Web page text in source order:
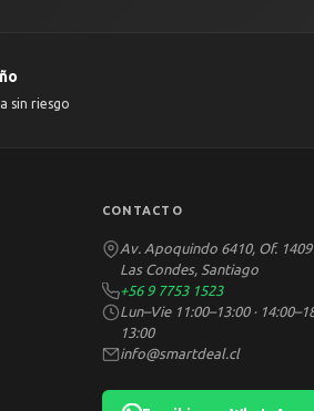
sin riesgo
CONTACTO
Av. Apoquindo 6410, Of. 1409
Las Condes, Santiago
+56 9 7753 1523
Lun–Vie 11:00–13:00 ·
13:00
info@smartdeal.cl